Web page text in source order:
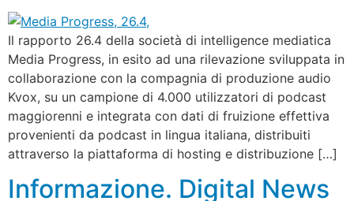
Il rapporto 26.4 della società di intelligence mediatica
Media Progress, in esito ad una rilevazione sviluppata in
collaborazione con la compagnia di produzione audio
Kvox, su un campione di 4.000 utilizzatori di podcast
maggiorenni e integrata con dati di fruizione effettiva
provenienti da podcast in lingua italiana, distribuiti
attraverso la piattaforma di hosting e distribuzione […]
Informazione. Digital News